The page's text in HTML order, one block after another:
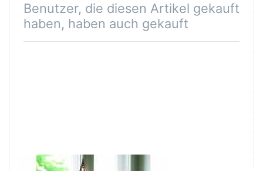
Benutzer, die diesen Artikel gekauft
haben, haben auch gekauft